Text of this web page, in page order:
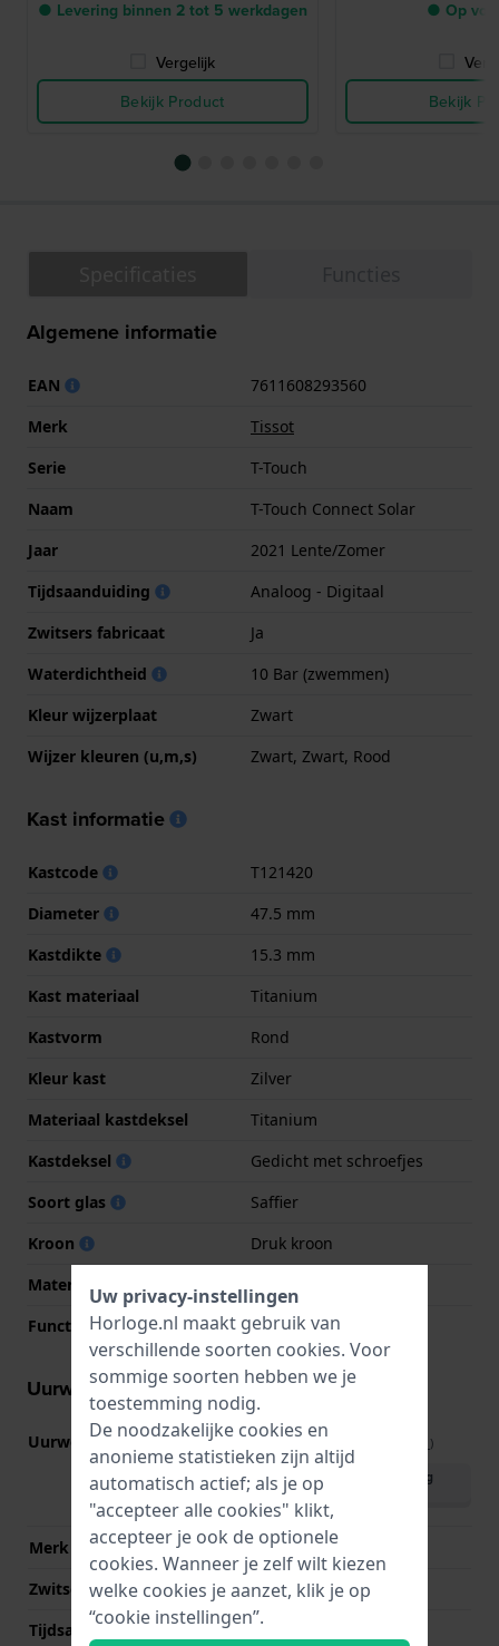
● Levering binnen 2 tot 5 werkdagen
Vergelijk
Bekijk Product
● Op
Bekijk
Algemene informatie
EAN
7611608293560
Merk
Tissot
Serie
T-Touch
Naam
T-Touch Connect Solar
Jaar
2021 Lente/Zomer
Tijdsaanduiding
Analoog - Digitaal
Zwitsers fabricaat
Ja
Waterdichtheid
10 Bar (zwemmen)
Kleur wijzerplaat
Zwart
Wijzer kleuren (u,m,s)
Zwart, Zwart, Rood
Kast informatie
Kastcode
T121420
Diameter
47.5 mm
Kastdikte
15.3 mm
Kast materiaal
Titanium
Kastvorm
Rond
Kleur kast
Zilver
Materiaal kastdeksel
Titanium
Kastdeksel
Gedicht met schroefjes
Soort glas
Saffier
Kroon
Druk kroon
Materiaal bezel
Keramiek
Functie bezel
Kompas
Uurwerk informatie
Uurwerk nr. E32.001 )
Download handleiding
Merk uurwerk
Tissot
Zwitsers uurwerk
Ja
Tijdsaanduiding
Analoog - Digitaal
Uw privacy-instellingen
Horloge.nl maakt gebruik van
verschillende soorten cookies. Voor
sommige soorten hebben we je
toestemming nodig.
De noodzakelijke cookies en
anonieme statistieken zijn altijd
automatisch actief; als je op
"accepteer alle cookies" klikt,
accepteer je ook de optionele
cookies. Wanneer je zelf wilt kiezen
welke cookies je aanzet, klik je op
“cookie instellingen”.